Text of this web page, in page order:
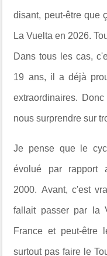
disant, peut-être que
La Vuelta en 2026.
Dans tous les cas,
19 ans, il a déjà
extraordinaires.
nous surprendre sur
Je pense que le
évolué par rapport
2000. Avant, c'est
fallait passer par la
France et peut-
surtout pas faire le